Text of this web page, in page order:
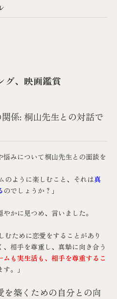
グ、映画鑑賞
係: 桐山先生との対話で
みについて桐山先生との面談を
のように楽しむこと、それは真
のでしょうか？」
かに見つめ、言いました。
むために恋愛をすることがあり
相手を尊重し、真摯に向き合う
ムも実生活も、相手を尊重するこ
。」
を築くための自分との向